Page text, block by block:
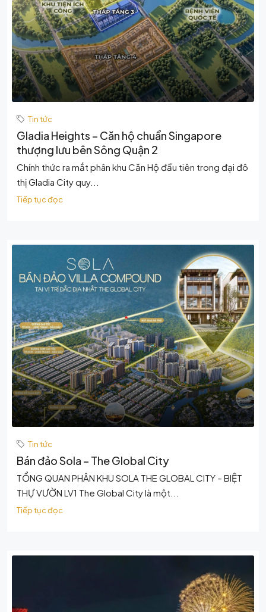
Tin tức
Gladia Heights – Căn hộ chuẩn Singapore
thượng lưu bên Sông Quận 2
Chính thức ra mắt phân khu Căn Hộ đầu tiên trong đại đô
thị Gladia City quy...
Tiếp tục đọc
Tin tức
Bán đảo Sola – The Global City
TỔNG QUAN PHÂN KHU SOLA THE GLOBAL CITY – BIỆT
THỰ VƯỜN LV1 The Global City là một...
Tiếp tục đọc